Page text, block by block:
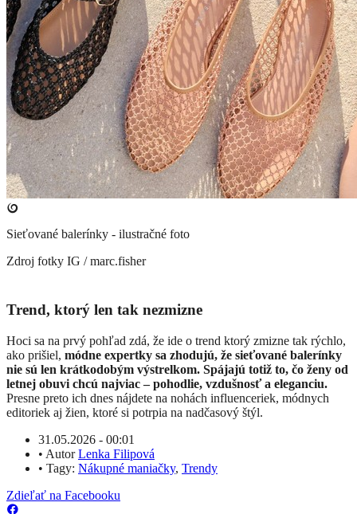
Sieťované balerínky - ilustračné foto
Zdroj fotky IG / marc.fisher
Trend, ktorý len tak nezmizne
Hoci sa na prvý pohľad zdá, že ide o trend ktorý zmizne tak rýchlo,
ako prišiel, módne expertky sa zhodujú, že sieťované balerínky
nie sú len krátkodobým výstrelkom. Spájajú totiž to, čo ženy od
letnej obuvi chcú najviac – pohodlie, vzdušnosť a eleganciu.
Presne preto ich dnes nájdete na nohách influenceriek, módnych
editoriek aj žien, ktoré si potrpia na nadčasový štýl.
31.05.2026 - 00:01
• AutorLenka Filipová
• Tagy: Nákupné maniačky, Trendy
Zdieľať na Facebooku